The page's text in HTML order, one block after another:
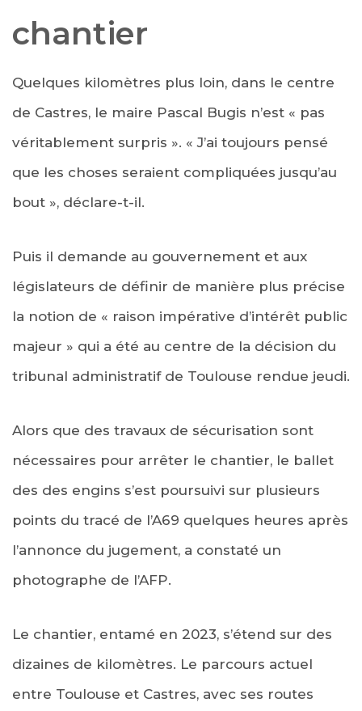
chantier
Quelques kilomètres plus loin, dans le centre
de Castres, le maire Pascal Bugis n’est « pas
véritablement surpris ». « J’ai toujours pensé
que les choses seraient compliquées jusqu’au
bout », déclare-t-il.
Puis il demande au gouvernement et aux
législateurs de définir de manière plus précise
la notion de « raison impérative d’intérêt public
majeur » qui a été au centre de la décision du
tribunal administratif de Toulouse rendue jeudi.
Alors que des travaux de sécurisation sont
nécessaires pour arrêter le chantier, le ballet
des des engins s’est poursuivi sur plusieurs
points du tracé de l’A69 quelques heures après
l’annonce du jugement, a constaté un
photographe de l’AFP.
Le chantier, entamé en 2023, s’étend sur des
dizaines de kilomètres. Le parcours actuel
entre Toulouse et Castres, avec ses routes